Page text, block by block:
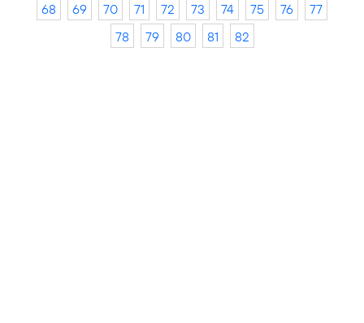
68
69 70 71 72 73 74 75 76
77
78
79 80 81 82